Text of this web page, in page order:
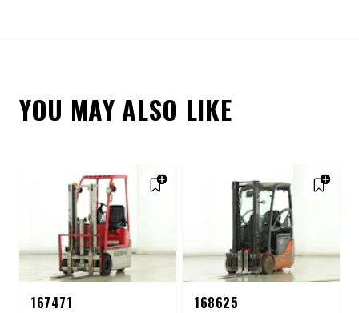
YOU MAY ALSO LIKE
167471
168625